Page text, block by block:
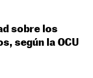
sobre los
según la OCU